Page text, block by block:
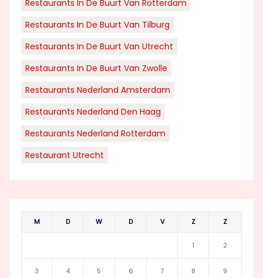
Restaurants In De Buurt Van Rotterdam
Restaurants In De Buurt Van Tilburg
Restaurants In De Buurt Van Utrecht
Restaurants In De Buurt Van Zwolle
Restaurants Nederland Amsterdam
Restaurants Nederland Den Haag
Restaurants Nederland Rotterdam
Restaurant Utrecht
M D W D V Z Z
1 2
3 4 5 6 7 8 9